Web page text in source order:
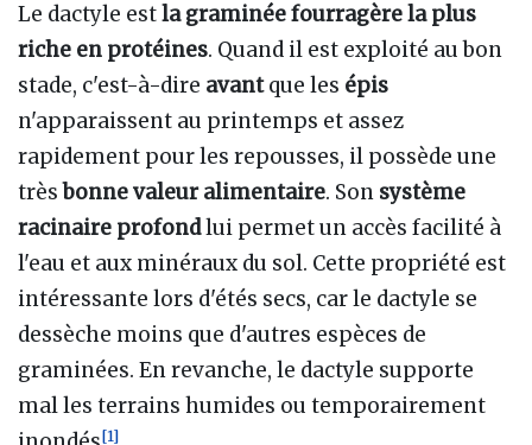
Le dactyle estla graminée fourragère la plus
riche en protéines. Quand il est exploité au bon
stade, c'est-à-dire avantque les épis
n'apparaissent au printemps et assez
rapidement pour les repousses, il possède une
trèsbonne valeur alimentaire. Son système
racinaire profondlui permet un accès facilité à
l'eau et aux minéraux du sol. Cette propriété est
intéressante lors d'étés secs, car le dactyle se
dessèche moins que d'autres espèces de
graminées. En revanche, le dactyle supporte
mal les terrains humides ou temporairement
[1]